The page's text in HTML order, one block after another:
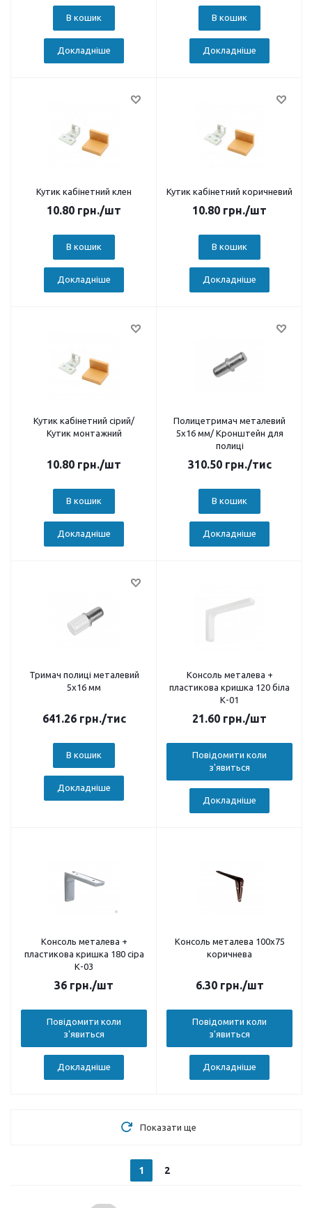
В кошик
Докладніше
В кошик
Докладніше
Кутик кабінетний клен
10.80 грн./шт
В кошик
Докладніше
Кутик кабінетний коричневий
10.80 грн./шт
В кошик
Докладніше
Кутик кабінетний сірий/
Кутик монтажний
10.80 грн./шт
В кошик
Докладніше
Полицетримач металевий
5х16 мм/ Кронштейн для
полиці
310.50грн./тис
В кошик
Докладніше
Тримач полиці металевий
5х16 мм
641.26грн./тис
В кошик
Докладніше
Консоль металева +
пластикова кришка 120 біла
К-01
21.60 грн./шт
Повідомити коли
з'явиться
Докладніше
Консоль металева +
пластикова кришка 180 сіра
К-03
36 грн./шт
Повідомити коли
з'явиться
Докладніше
Консоль металева 100х75
коричнева
6.30грн./шт
Повідомити коли
з'явиться
Докладніше
Показати ще
1 2